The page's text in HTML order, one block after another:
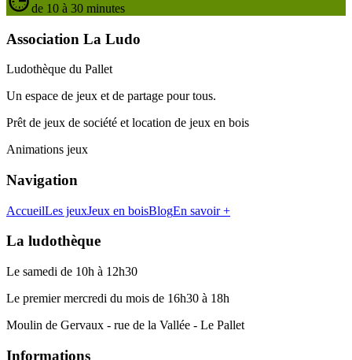
de 10 à 30 minutes
Association La Ludo
Ludothèque du Pallet
Un espace de jeux et de partage pour tous.
Prêt de jeux de société et location de jeux en bois
Animations jeux
Navigation
AccueilLes jeuxJeux en boisBlogEn savoir +
La ludothèque
Le samedi de 10h à 12h30
Le premier mercredi du mois de 16h30 à 18h
Moulin de Gervaux - rue de la Vallée - Le Pallet
Informations